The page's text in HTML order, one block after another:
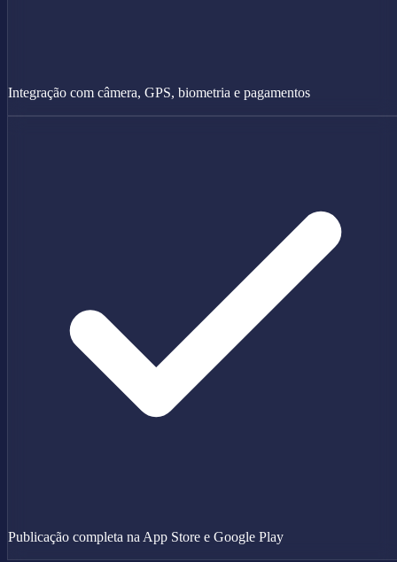
Integração com câmera, GPS, biometria e pagamentos
Publicação completa na App Store e Google Play